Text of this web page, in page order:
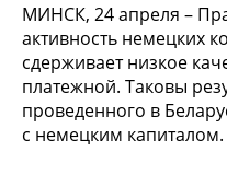
МИНСК, 24 апреля –
активность немецких
сдерживает низкое
платежной. Таковы
проведенного в
с немецким капиталом.